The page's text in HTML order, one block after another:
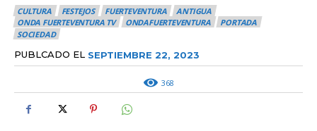
CULTURA FESTEJOS FUERTEVENTURA
ANTIGUA
ONDA FUERTEVENTURA TV
ONDAFUERTEVENTURA
PORTADA
SOCIEDAD
PUBLCADO EL SEPTIEMBRE 22, 2023
368